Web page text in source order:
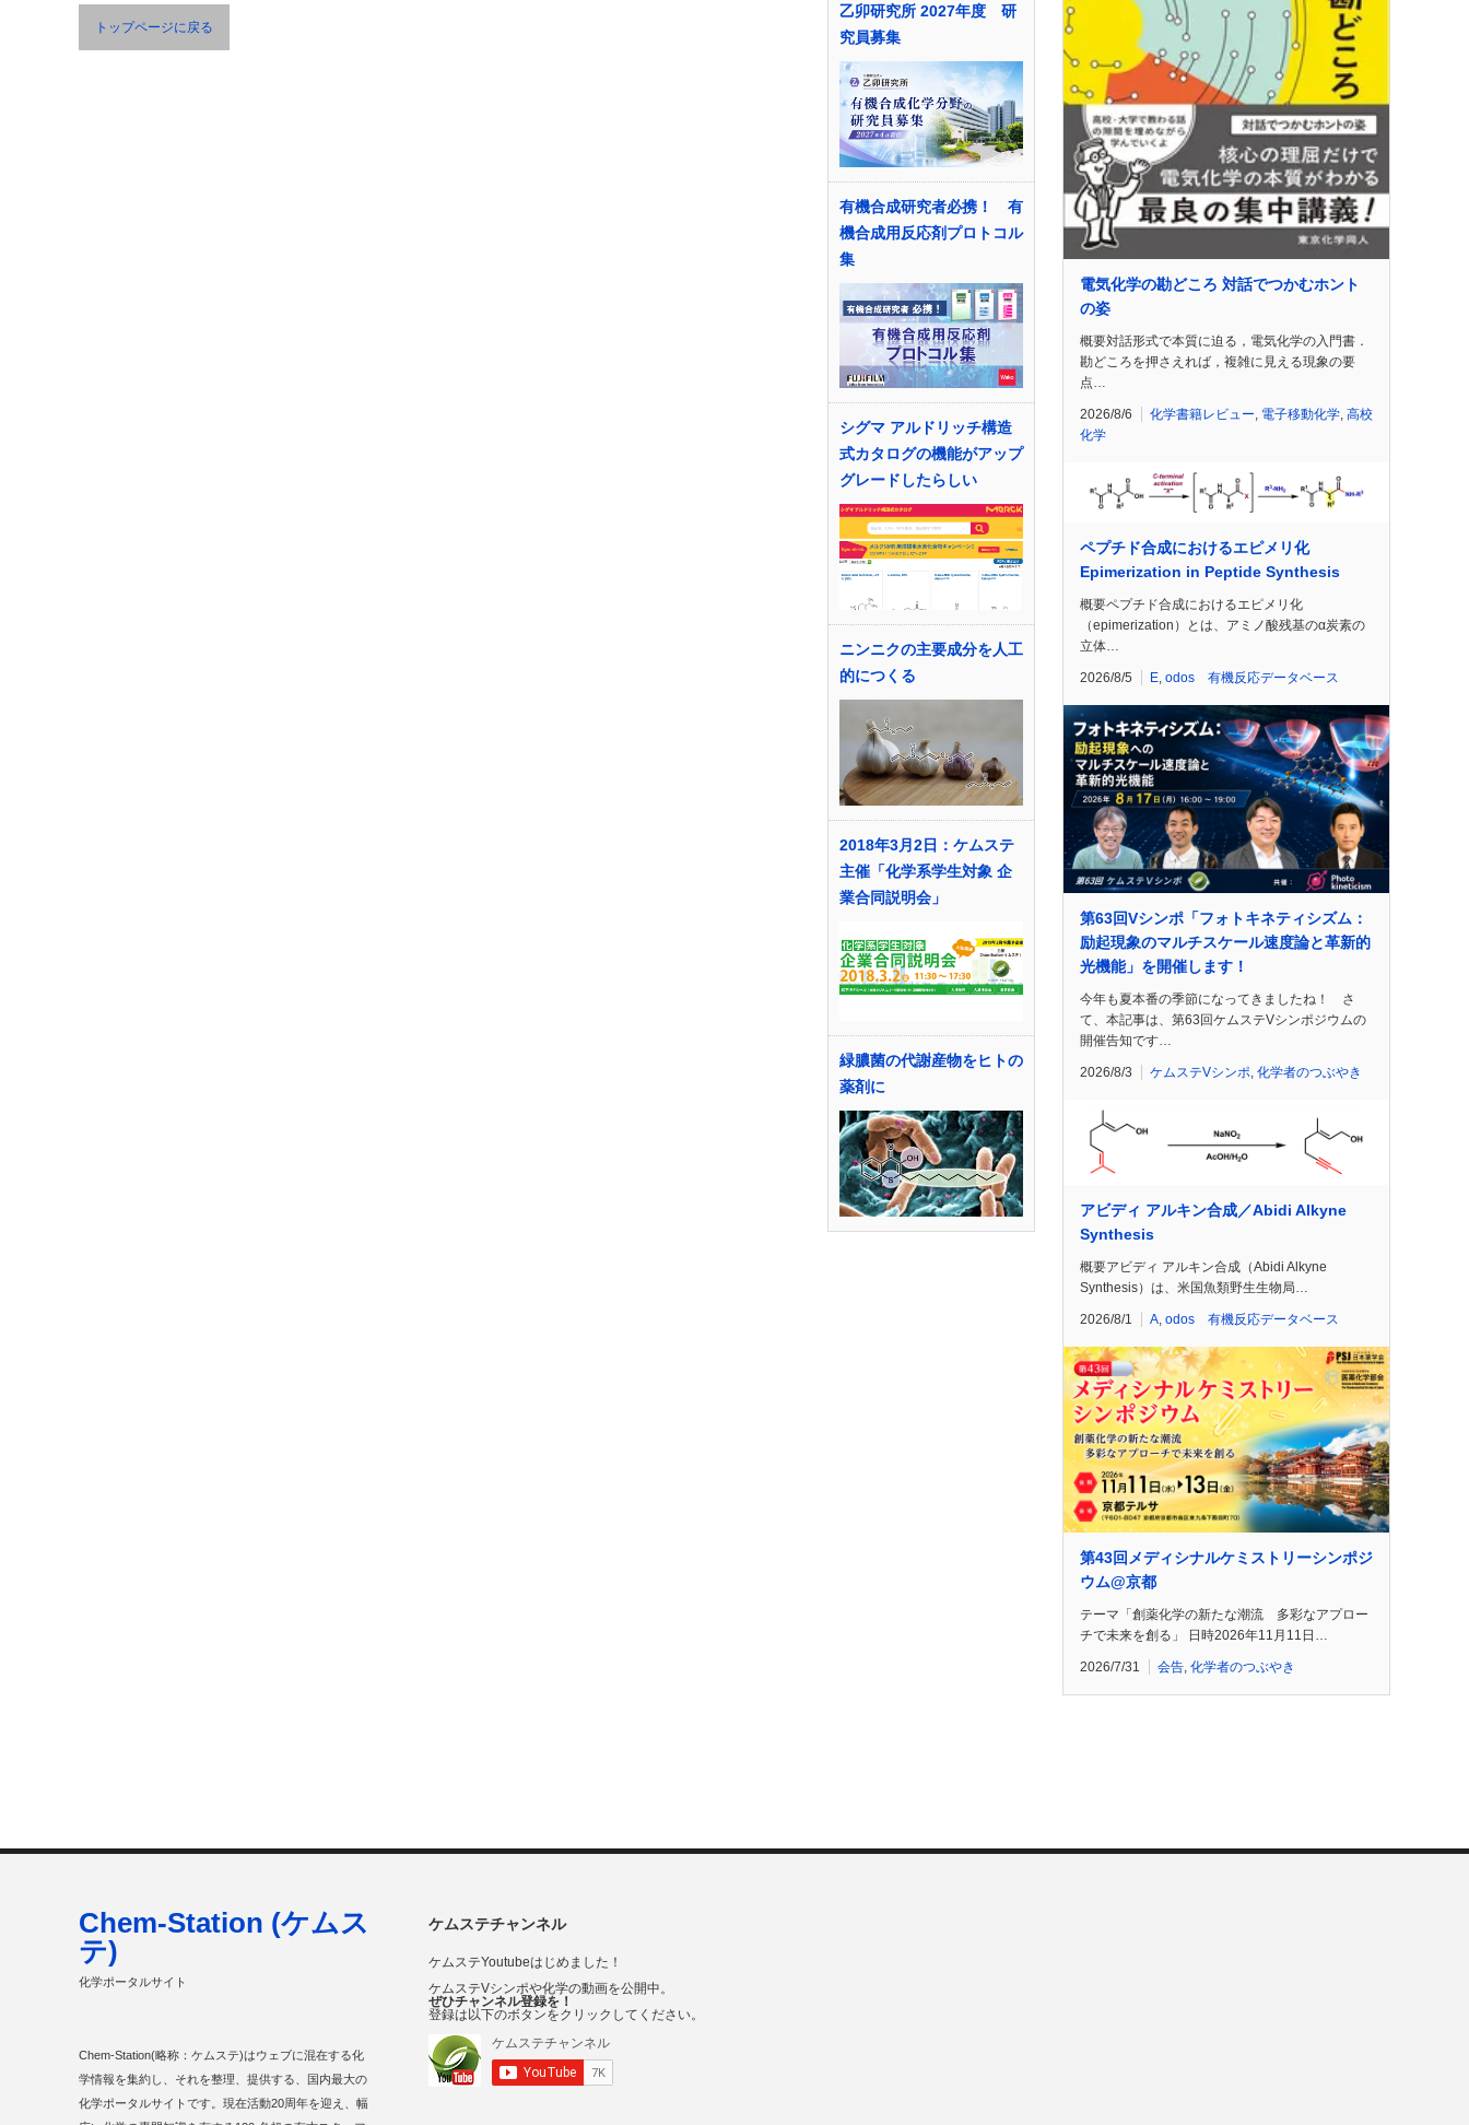
トップページに戻る
乙卯研究所 2027年度 研
究員募集
有機合成研究者必携！ 有
機合成用反応剤プロトコル
集
シグマ アルドリッチ構造
式カタログの機能がアップ
グレードしたらしい
ニンニクの主要成分を人工
的につくる
2018年3月2日：ケムステ
主催「化学系学生対象 企
業合同説明会」
緑膿菌の代謝産物をヒトの
薬剤に
電気化学の勘どころ 対話でつかむホント
の姿
概要対話形式で本質に迫る，電気化学の入門書．
勘どころを押さえれば，複雑に見える現象の要
点…
2026/8/6 化学書籍レビュー, 電子移動化学, 高校
化学
ペプチド合成におけるエピメリ化
Epimerization in Peptide Synthesis
概要ペプチド合成におけるエピメリ化
（epimerization）とは、アミノ酸残基のα炭素の
立体…
2026/8/5 E, odos 有機反応データベース
第63回Vシンポ「フォトキネティシズム：
励起現象のマルチスケール速度論と革新的
光機能」を開催します！
今年も夏本番の季節になってきましたね！ さ
て、本記事は、第63回ケムステVシンポジウムの
開催告知です…
2026/8/3 ケムステVシンポ 化学者のつぶやき
アビディ アルキン合成／Abidi Alkyne
Synthesis
概要アビディ アルキン合成（Abidi Alkyne
Synthesis）は、米国魚類野生生物局…
2026/8/1 A odos 有機反応データベース
第43回メディシナルケミストリーシンポジ
ウム@京都
テーマ「創薬化学の新たな潮流 多彩なアプロー
チで未来を創る」 日時2026年11月11日…
2026/7/31 会告, 化学者のつぶやき
ケムステチャンネル
ケムステYoutubeはじめました！
ケムステVシンポや化学の動画を公開中。
ぜひチャンネル登録を！
登録は以下のボタンをクリックしてください。
Chem-Station (ケムス
テ)
化学ポータルサイト
Chem-Station(略称：ケムステ)はウェブに混在する化
学情報を集約し、それを整理、提供する、国内最大の
化学ポータルサイトです。現在活動20周年を迎え、幅